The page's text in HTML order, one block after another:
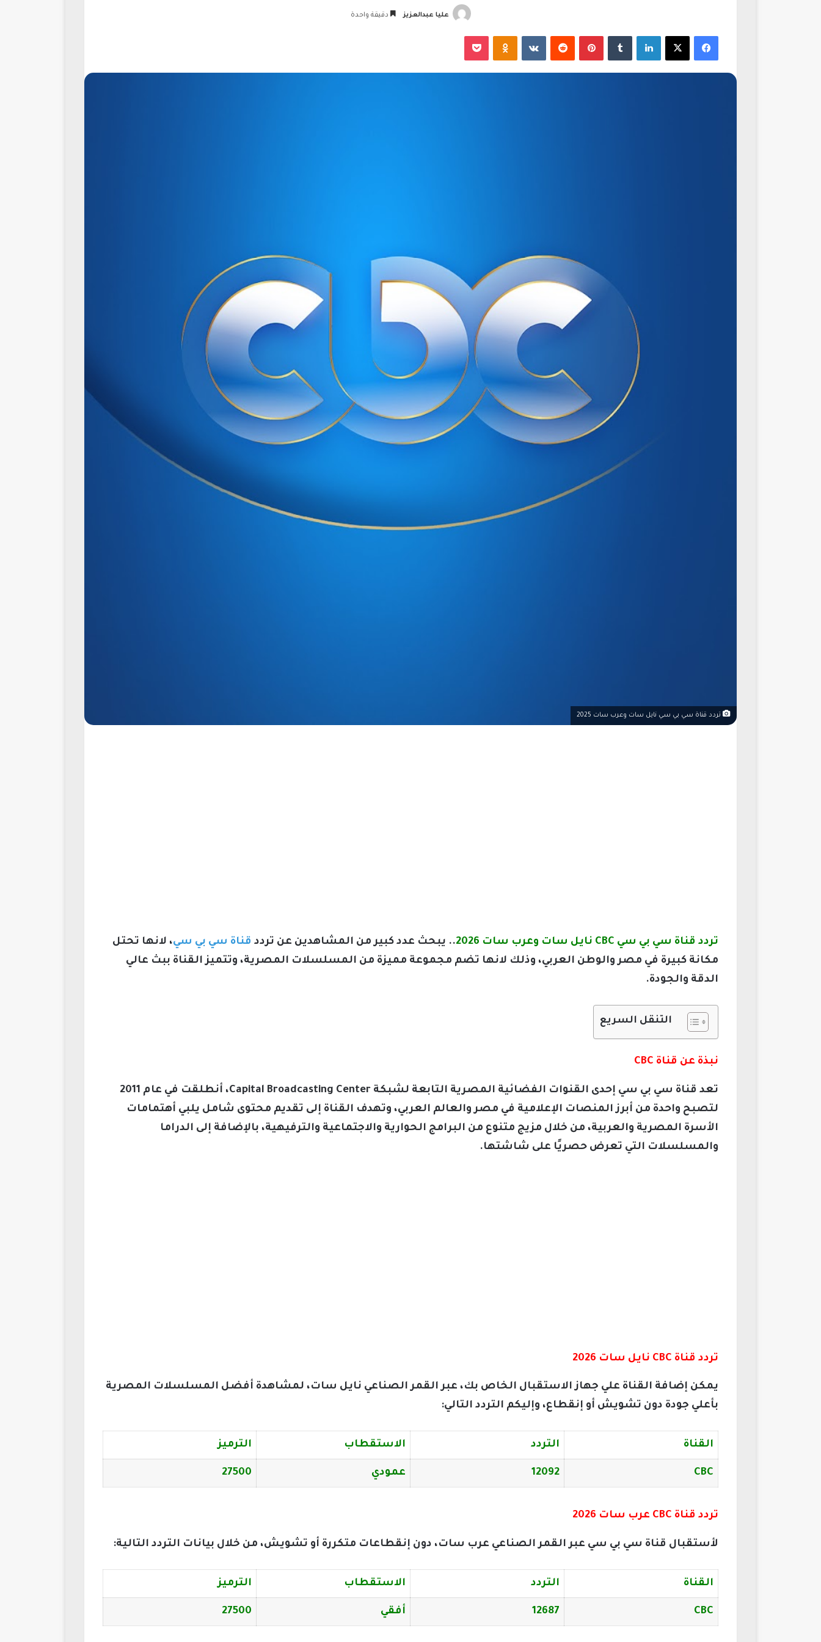
عليا عبدالعزيز دقيقة واحدة
فيسبوك لينكدإن بينتيريست
تردد قناة سي بي سي نايل سات وعرب سات 2025
تردد قناة سي بي سي CBC نايل سات وعرب سات 2026 .. يبحث عدد كبير من المشاهدين عن تردد قناة سي بي سي، لانها تحتل
مكانة كبيرة في مصر والوطن العربي، وذلك لانها تضم مجموعة مميزة من المسلسلات المصرية، وتتميز القناة ببث عالي
الدقة والجودة.
التنقل السريع
نبذة عن قناة CBC
تعد قناة سي بي سي إحدى القنوات الفضائية المصرية التابعة لشبكة Capital Broadcasting Center، أنطلقت في عام 2011
لتصبح واحدة من أبرز المنصات الإعلامية في مصر والعالم العربي، وتهدف القناة إلى تقديم محتوى شامل يلبي أهتمامات
الأسرة المصرية والعربية، من خلال مزيج متنوع من البرامج الحوارية والاجتماعية والترفيهية، بالإضافة إلى الدراما
والمسلسلات التي تعرض حصريًا على شاشتها.
تردد قناة CBC نايل سات 2026
يمكن إضافة القناة علي جهاز الاستقبال الخاص بك، عبر القمر الصناعي نايل سات، لمشاهدة أفضل المسلسلات المصرية
بأعلي جودة دون تشويش أو إنقطاع، وإليكم التردد التالي:
القناة التردد الاستقطاب الترميز
CBC
12092 عمودي 27500
تردد قناة CBC عرب سات 2026
لأستقبال قناة سي بي سي عبر القمر الصناعي عرب سات، دون إنقطاعات متكررة أو تشويش، من خلال بيانات التردد التالية:
القناة التردد الاستقطاب الترميز
CBC
12687 أفقي 27500